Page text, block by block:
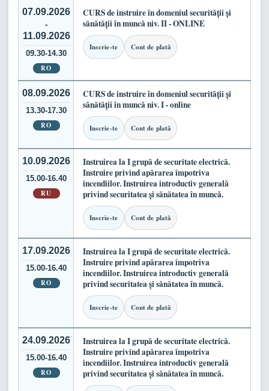
07.09.2026
-
11.09.2026
09.30-14.30
RO
CURS de instruire în domeniul securității și
sănătății în muncă niv. II - ONLINE
Inscrie-te Cont de plată
08.09.2026
13.30-17.30
RO
CURS de instruire în domeniul securității și
sănătății în muncă niv. I - online
Inscrie-te Cont de plată
10.09.2026
15.00-16.40
RU
Instruirea la I grupă de securitate electrică.
Instruire privind apărarea împotriva
incendiilor. Instruirea introductiv generală
privind securitatea și sănătatea în muncă.
Inscrie-te Cont de plată
17.09.2026
15.00-16.40
RO
Instruirea la I grupă de securitate electrică.
Instruire privind apărarea împotriva
incendiilor. Instruirea introductiv generală
privind securitatea și sănătatea în muncă.
Inscrie-te Cont de plată
24.09.2026
15.00-16.40
RO
Instruirea la I grupă de securitate electrică.
Instruire privind apărarea împotriva
incendiilor. Instruirea introductiv generală
privind securitatea și sănătatea în muncă.